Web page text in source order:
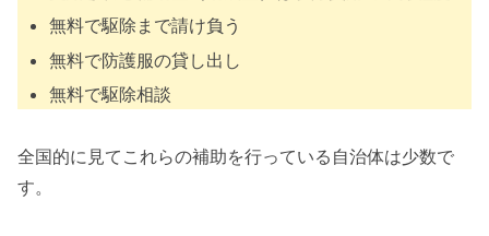
無料で駆除まで請け負う
無料で防護服の貸し出し
無料で駆除相談
全国的に見てこれらの補助を行っている自治体は少数で
す。